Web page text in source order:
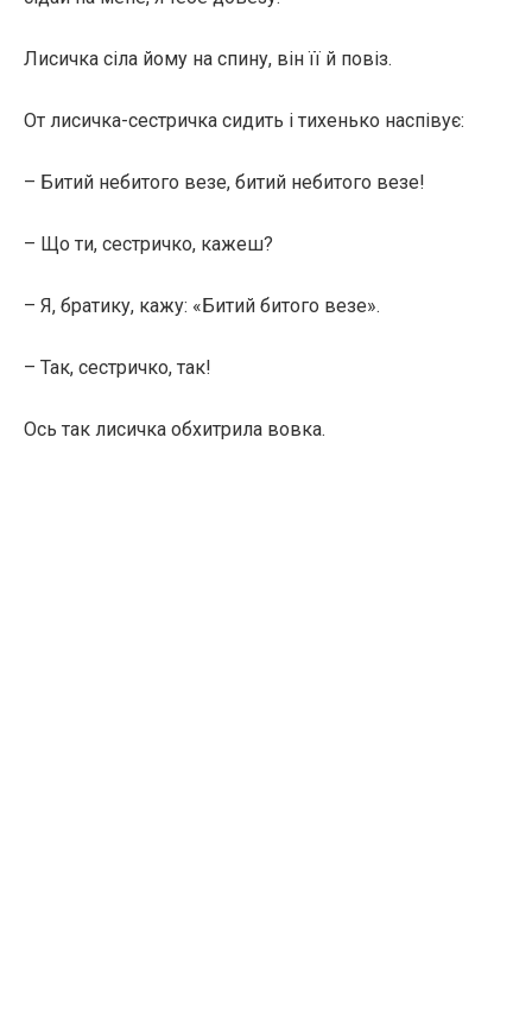
Лисичка сіла йому на спину, він її й повіз.
От лисичка-сестричка сидить і тихенько наспівує:
– Битий небитого везе, битий небитого везе!
– Що ти, сестричко, кажеш?
– Я, братику, кажу: «Битий битого везе».
– Так, сестричко, так!
Ось так лисичка обхитрила вовка.